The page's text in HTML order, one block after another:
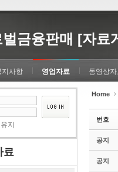
벌금융판매 [자료
지사항 영업자료 동영상자
지
료
Home
번호
공지
공지
북5
북5
북5
북5